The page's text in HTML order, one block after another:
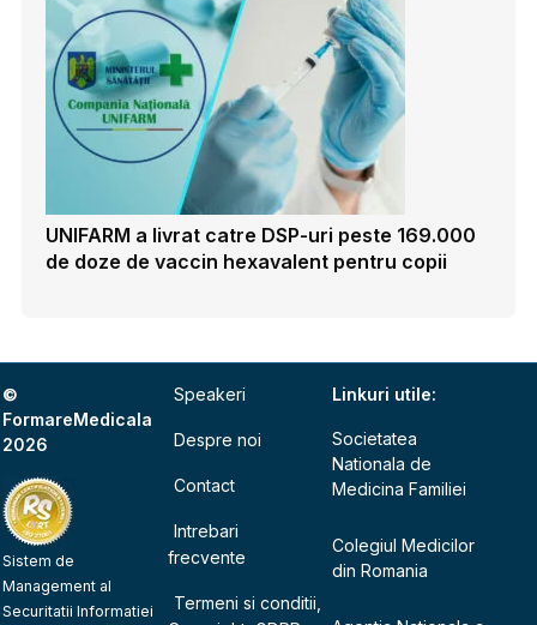
UNIFARM a livrat catre DSP-uri peste 169.000
de doze de vaccin hexavalent pentru copii
©
FormareMedicala
2026
Sistem de
Management al
Securitatii Informatiei
Speakeri
Despre noi
Contact
Intrebari
frecvente
Termeni si conditii,
Linkuri utile:
Societatea
Nationala de
Medicina Familiei
Colegiul Medicilor
din Romania